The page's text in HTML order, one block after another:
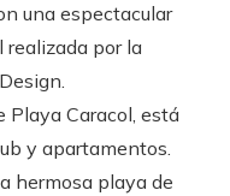
una espectacular
por la
Playa Caracol, está
y apartamentos.
hermosa playa de